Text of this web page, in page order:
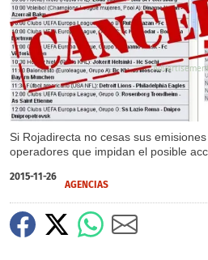
Si Rojadirecta no cesas sus
operadores que impidan el posible
2015-11-26
AGENCIAS